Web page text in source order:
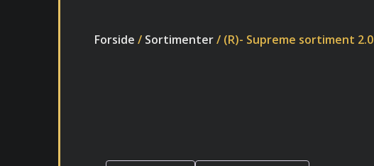
Forside / Sortimenter/ (R)- Supreme sortiment 2.0